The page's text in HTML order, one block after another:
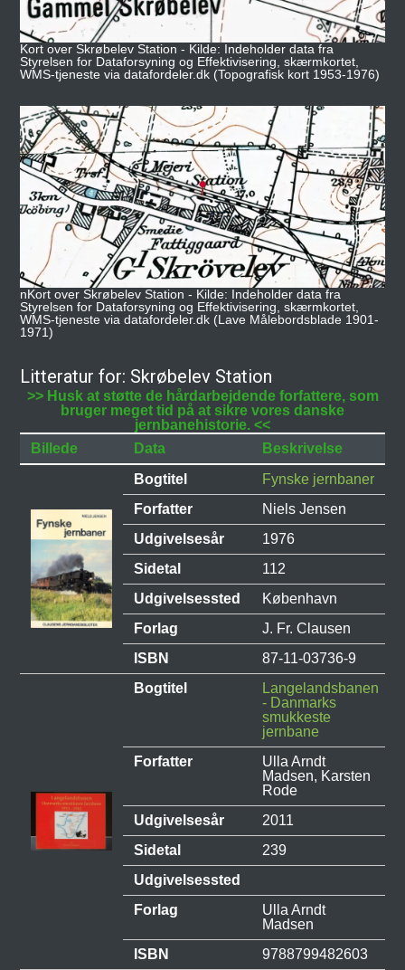
Kort over Skrøbelev Station - Kilde: Indeholder data fra
Styrelsen for Dataforsyning og Effektivisering, skærmkortet,
WMS-tjeneste via datafordeler.dk (Topografisk kort 1953-1976)
nKort over Skrøbelev Station - Kilde: Indeholder data fra
Styrelsen for Dataforsyning og Effektivisering, skærmkortet,
WMS-tjeneste via datafordeler.dk (Lave Målebordsblade 1901-
1971)
Litteratur for: Skrøbelev Station
>> Husk at støtte de hårdarbejdende forfattere, som
bruger meget tid på at sikre vores danske
jernbanehistorie. <<
Billede
Data
Beskrivelse
Bogtitel
Fynske jernbaner
Forfatter
Niels Jensen
Udgivelsesår
1976
Sidetal
112
Udgivelsessted
København
Forlag
J. Fr. Clausen
ISBN
87-11-03736-9
Bogtitel
Langelandsbanen
- Danmarks
smukkeste
jernbane
Forfatter
Ulla Arndt
Madsen, Karsten
Rode
Udgivelsesår
2011
Sidetal
239
Udgivelsessted
Forlag
Ulla Arndt
Madsen
ISBN
9788799482603